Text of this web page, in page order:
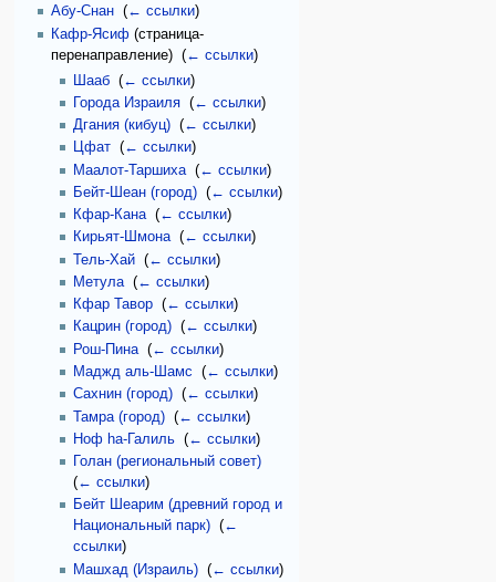
Абу-Снан‎ (← ссылки)
Кафр-Ясиф(страница-
перенаправление) ‎ (← ссылки)
Шааб ‎(← ссылки)
Города Израиля ‎(← ссылки)
Дгания (кибуц) ‎(← ссылки)
Цфат ‎(← ссылки)
Маалот-Таршиха ‎(← ссылки)
Бейт-Шеан (город) ‎(← ссылки)
Кфар-Кана‎(← ссылки)
Кирьят-Шмона‎(← ссылки)
Тель-Хай ‎(← ссылки)
Метула‎(← ссылки)
Кфар Тавор ‎(← ссылки)
Кацрин (город) ‎(← ссылки)
Рош-Пина ‎(← ссылки)
Маджд аль-Шамс ‎(← ссылки)
Сахнин (город) ‎(← ссылки)
Тамра (город) ‎(← ссылки)
Ноф hа-Галиль ‎(← ссылки)
Голан (региональный совет)
(← ссылки)
Бейт Шеарим (древний город и
Национальный парк) ‎(←
ссылки)
Машхад (Израиль) ‎(← ссылки)